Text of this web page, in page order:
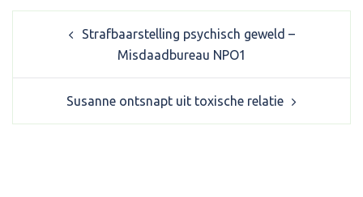
navigationStrafbaarstelling psychisch geweld –
Misdaadbureau NPO1
Susanne ontsnapt uit toxische relatie